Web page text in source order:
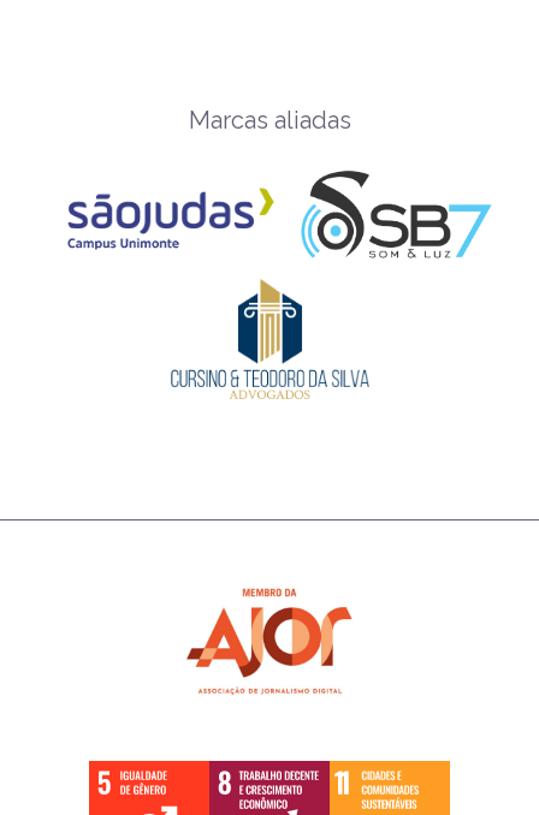
Marcas aliadas